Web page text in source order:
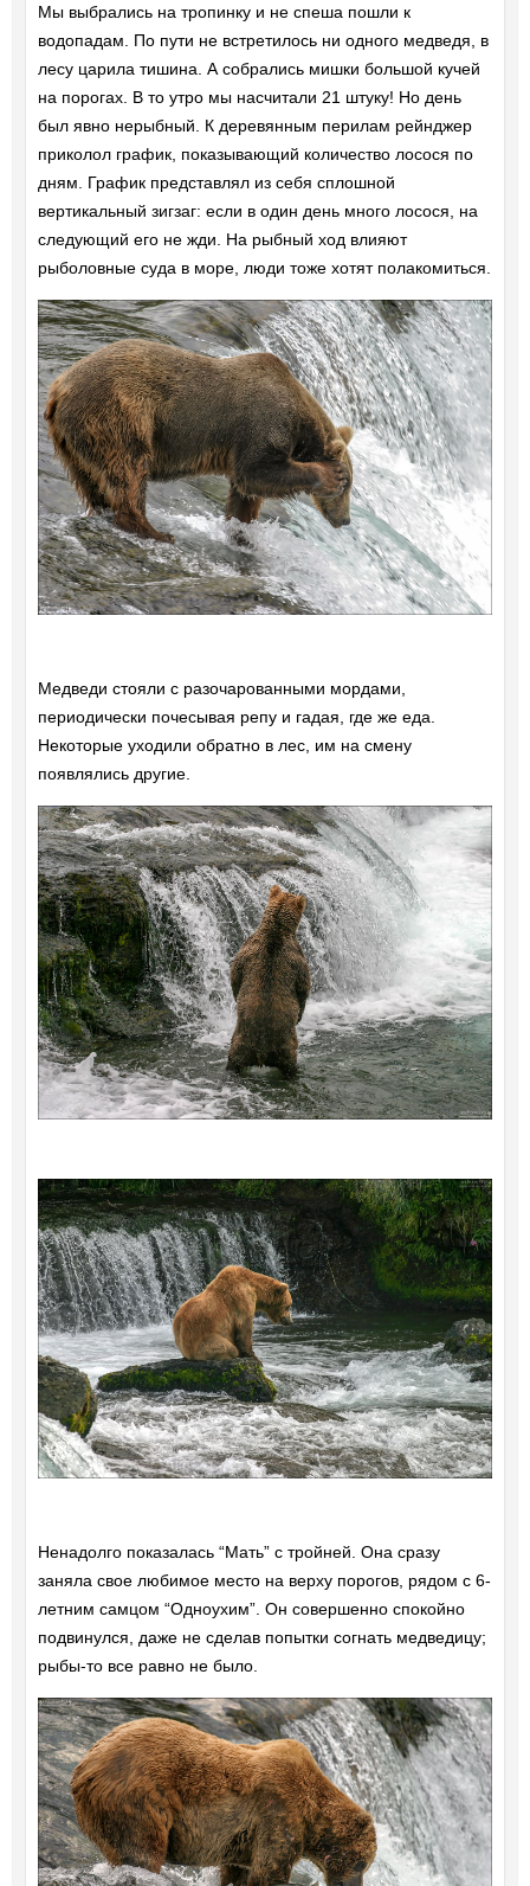
Мы выбрались на тропинку и не спеша пошли к
водопадам. По пути не встретилось ни одного медведя, в
лесу царила тишина. А собрались мишки большой кучей
на порогах. В то утро мы насчитали 21 штуку! Но день
был явно нерыбный. К деревянным перилам рейнджер
приколол график, показывающий количество лосося по
дням. График представлял из себя сплошной
вертикальный зигзаг: если в один день много лосося, на
следующий его не жди. На рыбный ход влияют
рыболовные суда в море, люди тоже хотят полакомиться.
Медведи стояли с разочарованными мордами,
периодически почесывая репу и гадая, где же еда.
Некоторые уходили обратно в лес, им на смену
появлялись другие.
Ненадолго показалась “Мать” с тройней. Она сразу
заняла свое любимое место на верху порогов, рядом с 6-
летним самцом “Одноухим”. Он совершенно спокойно
подвинулся, даже не сделав попытки согнать медведицу;
рыбы-то все равно не было.